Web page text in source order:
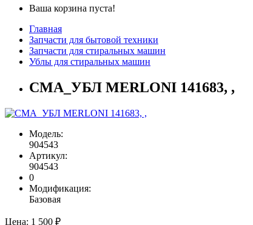
Ваша корзина пуста!
Главная
Запчасти для бытовой техники
Запчасти для стиральных машин
Ублы для стиральных машин
СМА_УБЛ MERLONI 141683, ,
Модель:
904543
Артикул:
904543
0
Модификация:
Базовая
Цена: 1 500 ₽